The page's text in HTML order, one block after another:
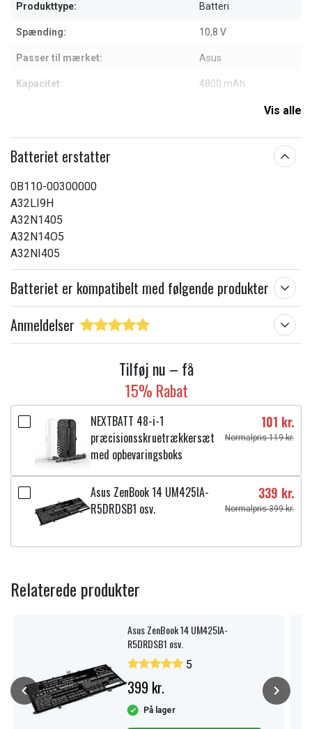
Produkttype: Batteri
Spænding: 10,8 V
Passer til mærket: Asus
Kapacitet: 4800 mAh
Vis alle
Batteriet erstatter
0B110-00300000
A32LI9H
A32N1405
A32N14O5
A32NI405
Batteriet er kompatibelt med følgende produkter
Anmeldelser
Tilføj nu – få
15% Rabat
NEXTBATT 48-i-1
præcisionsskruetrækkersæt
med opbevaringsboks
101 kr.
Normalpris 119 kr.
Asus ZenBook 14 UM425IA-
R5DRDSB1 osv.
339 kr.
Normalpris 399 kr.
Relaterede produkter
Asus ZenBook 14 UM425IA-
R5DRDSB1 osv.
5
399 kr.
På lager